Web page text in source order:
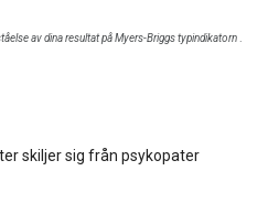
av dina resultat på Myers-Briggs typindikatorn.
skiljer sig från psykopater